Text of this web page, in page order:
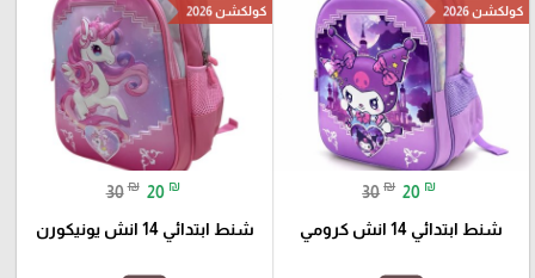
كولكشن 2026
30 ₪ 20 ₪
شنط ابتدائي 14 انش كرومي
كولكشن 2026
30 ₪ 20 ₪
شنط ابتدائي 14 انش يونيكورن